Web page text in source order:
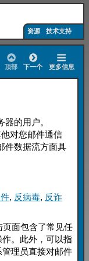
资源 技术支持
顶部 下一个 更多信息
的用户。
对您邮件通信
件数据流方面具
, 反病毒, 反诈
页面包含了常见任
。此外，可以指
理员直接对邮件